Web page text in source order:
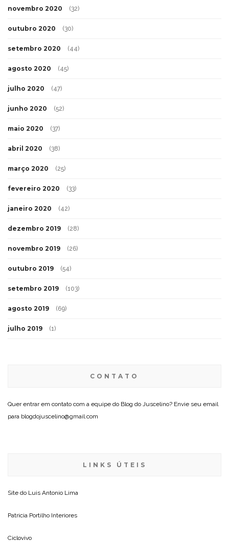
novembro 2020 (32)
outubro 2020 (30)
setembro 2020 (44)
agosto 2020 (45)
julho 2020 (47)
junho 2020 (52)
maio 2020 (37)
abril 2020 (38)
março 2020 (25)
fevereiro 2020 (33)
janeiro 2020 (42)
dezembro 2019 (28)
novembro 2019 (26)
outubro 2019 (54)
setembro 2019 (103)
agosto 2019 (69)
julho 2019 (1)
CONTATO
Quer entrar em contato com a equipe do Blog do Juscelino? Envie seu email
para blogdojuscelino@gmail.com
LINKS ÚTEIS
Site do Luis Antonio Lima
Patricia Portilho Interiores
Ciclovivo